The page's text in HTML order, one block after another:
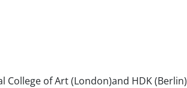
College of Art (London)and HDK (Berlin)